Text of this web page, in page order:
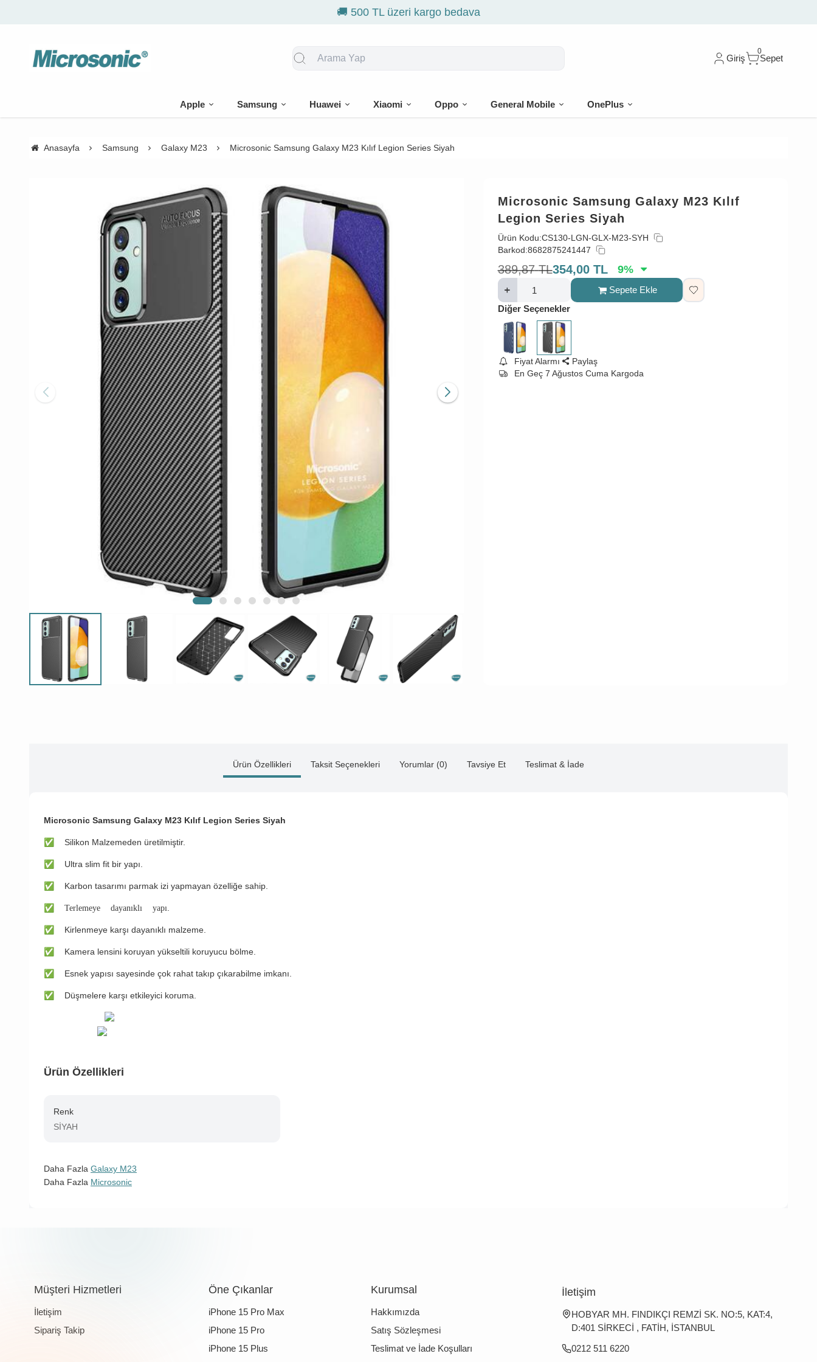
Giriş
0
Sepet
Apple Samsung Huawei Xiaomi Oppo General Mobile OnePlus
Anasayfa Samsung Galaxy M23 Microsonic Samsung Galaxy M23 Kılıf Legion Series Siyah
Microsonic Samsung Galaxy M23 Kılıf
Legion Series Siyah
Ürün Kodu:CS130-LGN-GLX-M23-SYH
Barkod:8682875241447
389,87 TL354,00 TL 9%
Sepete Ekle
Diğer Seçenekler
Fiyat Alarmı
Paylaş
En Geç 7 Ağustos Cuma Kargoda
Ürün Özellikleri Taksit Seçenekleri Yorumlar (0) Tavsiye Et Teslimat & İade
Microsonic Samsung Galaxy M23 Kılıf Legion Series Siyah
✅ Silikon Malzemeden üretilmiştir.
✅ Ultra slim fit bir yapı.
✅ Karbon tasarımı parmak izi yapmayan özelliğe sahip.
✅ Terlemeye dayanıklı yapı
✅ Kirlenmeye karşı dayanıklı malzeme.
✅ Kamera lensini koruyan yükseltili koruyucu bölme.
✅ Esnek yapısı sayesinde çok rahat takıp çıkarabilme imkanı.
✅ Düşmelere karşı etkileyici koruma.
Ürün Özellikleri
Renk
SİYAH
Daha Fazla Galaxy M23
Daha Fazla Microsonic
Müşteri Hizmetleri
İletişim
Sipariş Takip
Öne Çıkanlar
iPhone 15 Pro Max
iPhone 15 Pro
iPhone 15 Plus
Kurumsal
Hakkımızda
Satış Sözleşmesi
Teslimat ve İade Koşulları
İletişim
HOBYAR MH. FINDIKÇI REMZİ SK. NO:5, KAT:4,
D:401 SİRKECİ , FATİH, İSTANBUL
0212 511 6220